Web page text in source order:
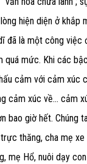
hiện diện ở khắp
đã là một công việc
quá mức. Khi các
cảm với cảm xúc
cảm xúc về... cảm
bao giờ hết. Chúng
thăng, cha mẹ xe
mẹ Hổ, nuôi dạy